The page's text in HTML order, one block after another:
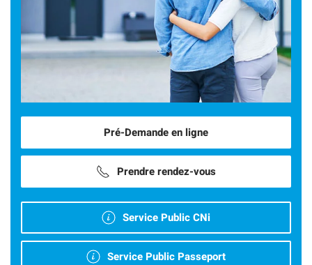
Pré-Demande en ligne
Prendre rendez-vous
Service Public CNi
Service Public Passeport